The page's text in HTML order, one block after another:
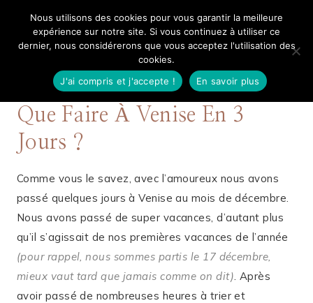
contenuMangue Poudrée
3 FÉVRIER 2019 ITALIE
Que Faire À Venise En 3
Jours ?
Comme vous le savez, avec l’amoureux nous avons
passé quelques jours à Venise au mois de décembre.
Nous avons passé de super vacances, d’autant plus
qu’il s’agissait de nos premières vacances de l’année
(pour rappel, nous sommes partis le 17 décembre,
mieux vaut tard que jamais comme on dit). Après
avoir passé de nombreuses heures à trier et
Nous utilisons des cookies pour vous garantir la meilleure
expérience sur notre site. Si vous continuez à utiliser ce
dernier, nous considérerons que vous acceptez l'utilisation des
cookies.
J'ai compris et j'accepte !
En savoir plus